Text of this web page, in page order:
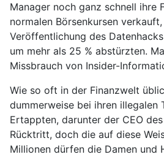
Manager noch ganz schnell ihre
normalen Börsenkursen
Veröffentlichung des
um mehr als 25 % abstürzten.
Missbrauch von Insider-
Wie so oft in der Finanzwelt
dummerweise bei ihren illegalen
Ertappten, darunter der CEO
Rücktritt, doch die auf diese
Millionen dürfen die Damen und